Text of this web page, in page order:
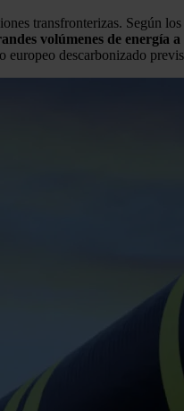
transfronterizas. Según
volúmenes de energía
europeo descarbonizado